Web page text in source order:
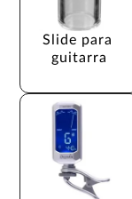
Slide para
guitarra